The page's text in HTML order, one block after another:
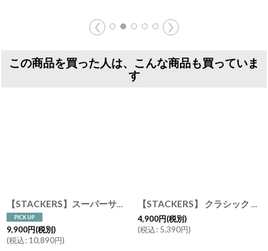
この商品を買った人は、こんな商品も買っていま
す
【STACKERS】スーパーサイズ ネックレス 9sec レイヤー Supersize Necklace 9sec Layer トープ グレージュ Taupe スタッカーズ
9,900円(税別)
(税込: 10,890円)
【STACKERS】 クラシック ジュエリーボックス 5sec トープ グレージュTaupe スタッカーズ イギリス ロンドン
4,900円(税別)
(税込: 5,390円)